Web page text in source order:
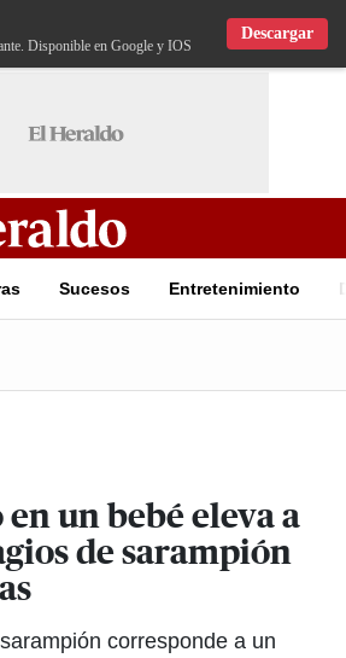
Disponible en Google y IOS
Descargar
Sucesos Entretenimiento
en un bebé eleva a
de sarampión
corresponde a un